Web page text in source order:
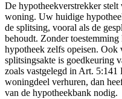
De hypotheekverstrekker
woning. Uw huidige
de splitsing, vooral als de
behoudt. Zonder
hypotheek zelfs opeisen.
splitsingsakte is goedkeuring
zoals vastgelegd in Art.
woningdeel verhuren, dan
van de hypotheekbank nodig.